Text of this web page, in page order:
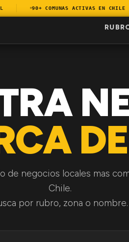
90+ COMUNAS ACTIVAS EN CHILE
de negocios locales mas
Chile.
por rubro, zona o nombre.